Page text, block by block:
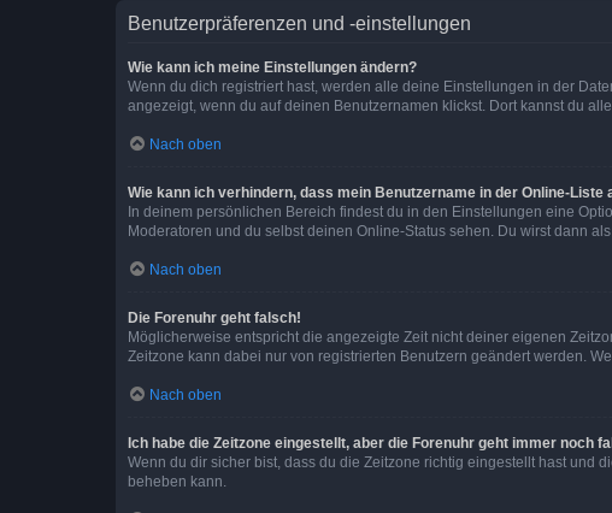
Benutzerpräferenzen und -einstellungen
Wie kann ich meine Einstellungen ändern?
Wenn du dich registriert hast, werden alle deine Einstellungen in der
angezeigt, wenn du auf deinen Benutzernamen klickst. Dort kannst du
Nach oben
Wie kann ich verhindern, dass mein Benutzername in der Online-Liste
In deinem persönlichen Bereich findest du in den Einstellungen eine
Moderatoren und du selbst deinen Online-Status sehen. Du wirst dann
Nach oben
Die Forenuhr geht falsch!
Möglicherweise entspricht die angezeigte Zeit nicht deiner eigenen
Zeitzone kann dabei nur von registrierten Benutzern geändert werden.
Nach oben
Ich habe die Zeitzone eingestellt, aber die Forenuhr geht immer noch
Wenn du dir sicher bist, dass du die Zeitzone richtig eingestellt hast und
beheben kann.